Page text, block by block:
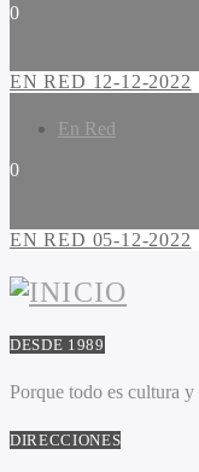
0
EN RED 12-12-2022
En Red
0
EN RED 05-12-2022
DESDE 1989
Porque todo es cultura
DIRECCIONES